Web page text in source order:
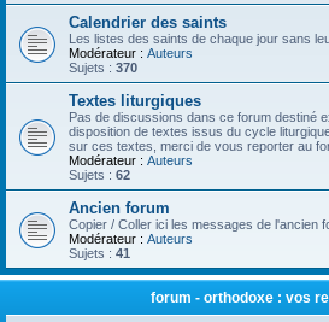
Calendrier des saints
Les listes des saints de chaque jour sans
Modérateur : Auteurs
Sujets : 370
Textes liturgiques
Pas de discussions dans ce forum destiné
disposition de textes issus du cycle
sur ces textes, merci de vous reporter au
Modérateur : Auteurs
Sujets : 62
Ancien forum
Copier / Coller ici les messages de l'ancien
Modérateur : Auteurs
Sujets : 41
forum - orthodoxe : vos